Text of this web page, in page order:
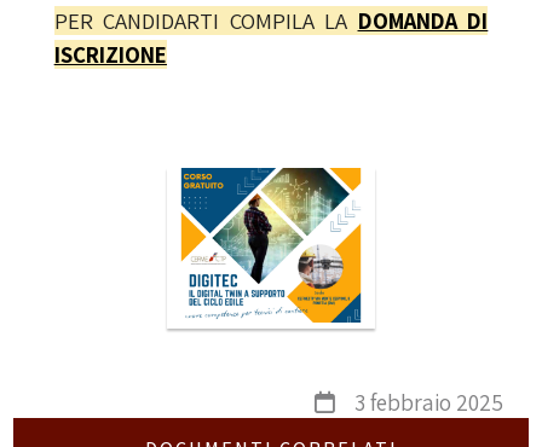
PER CANDIDARTI COMPILA LA DOMANDA DI
ISCRIZIONE
3 febbraio 2025